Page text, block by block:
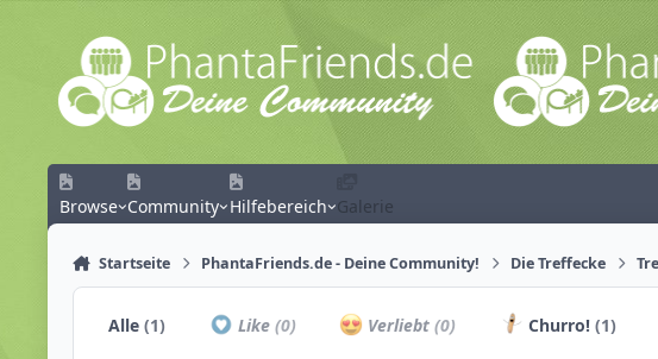
Zum Inhalt springen
Browse Community Hilfebereich Galerie
Startseite PhantaFriends.de - Deine Community! Die Treffecke
Alle(1) Like (0) Verliebt(0) Churro! (1)